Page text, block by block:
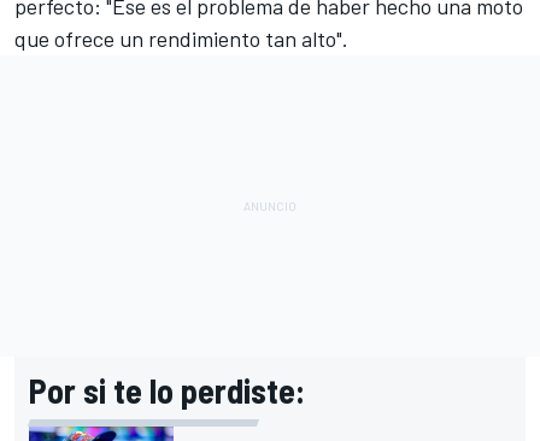
perfecto: "Ese es el problema de haber hecho una moto
que ofrece un rendimiento tan alto".
Por si te lo perdiste: